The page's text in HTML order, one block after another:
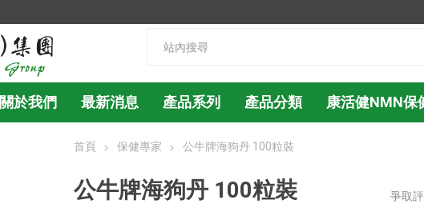
關於我們 最新消息 產品系列 產品分類 康活健NMN保
首頁 保健專家 公牛牌海狗丹 100粒裝
公牛牌海狗丹 100粒裝 爭取